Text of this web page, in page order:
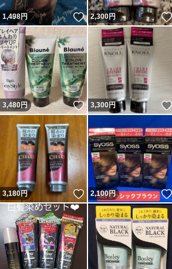
1,498円 いいね！
2,300円
3,480円 いいね！
3,300円
3,180円 いいね！
2,100円